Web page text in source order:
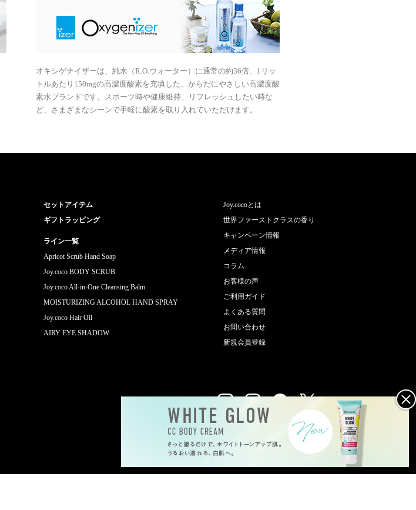
オキシゲナイザーは、純水（R.O.ウォーター）に通常の約36倍、1リッ
トルあたり150mgの高濃度酸素を充填した、からだにやさしい高濃度酸
素水ブランドです。スポーツ時や健康維持、リフレッシュしたい時な
ど、さまざまなシーンで手軽に酸素を取り入れていただけます。
セットアイテム
ギフトラッピング
ライン一覧
Apricot Scrub Hand Soap
Joy.coco BODY SCRUB
Joy.coco All-in-One Cleansing Balm
MOISTURIZING ALCOHOL HAND SPRAY
Joy.coco Hair Oil
AIRY EYE SHADOW
Joy.cocoとは
世界ファーストクラスの香り
キャンペーン情報
メディア情報
コラム
お客様の声
ご利用ガイド
よくある質問
お問い合わせ
新規会員登録
© 2026 Joy.coco all rights reserved.